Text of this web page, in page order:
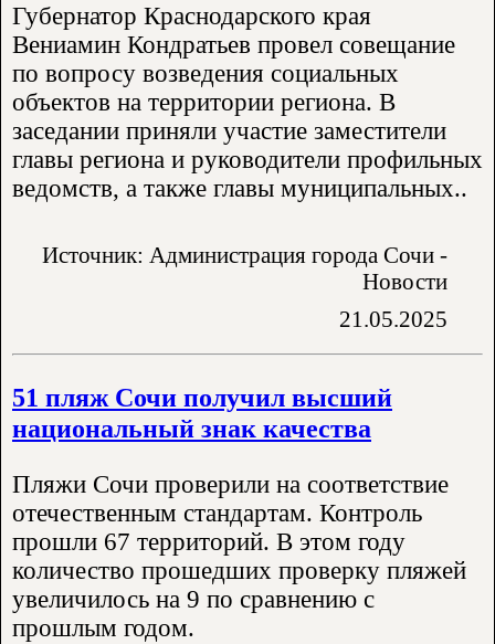
Губернатор Краснодарского края
Вениамин Кондратьев провел совещание
по вопросу возведения социальных
объектов на территории региона. В
заседании приняли участие заместители
главы региона и руководители профильных
ведомств, а также главы муниципальных..
Источник: Администрация города Сочи -
Новости
21.05.2025
51 пляж Сочи получил высший
национальный знак качества
Пляжи Сочи проверили на соответствие
отечественным стандартам. Контроль
прошли 67 территорий. В этом году
количество прошедших проверку пляжей
увеличилось на 9 по сравнению с
прошлым годом.